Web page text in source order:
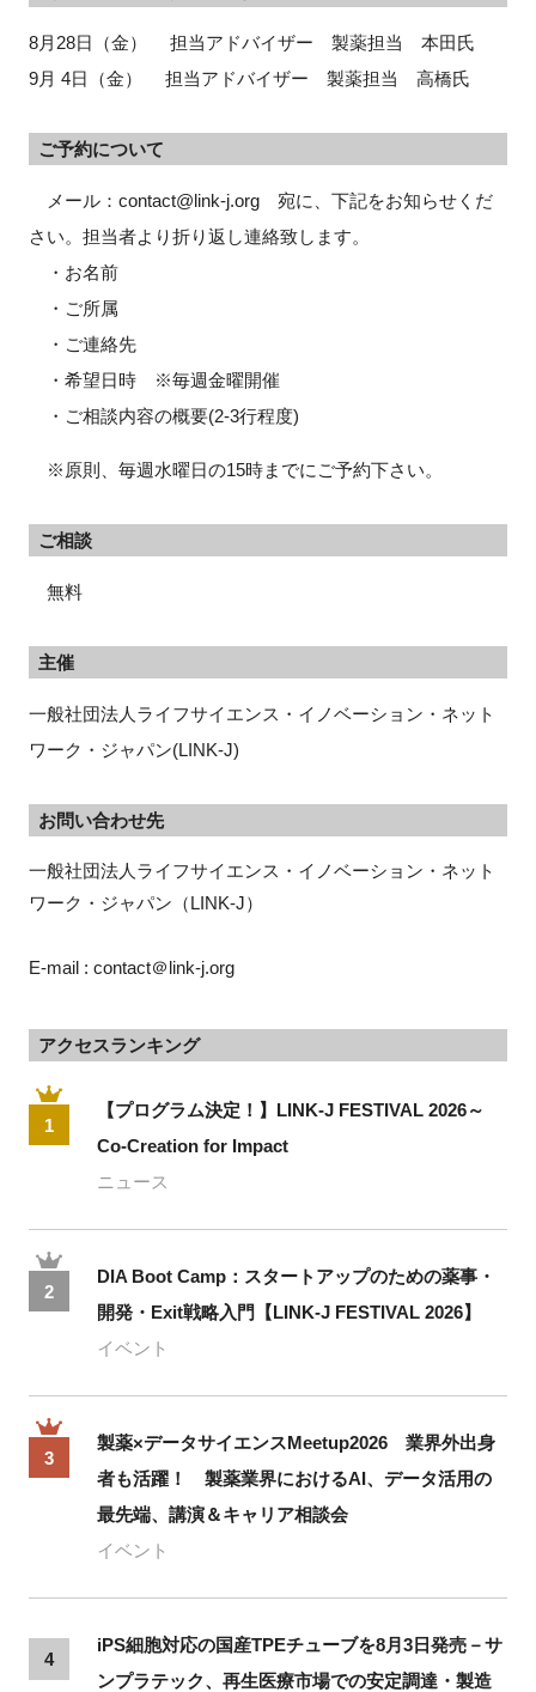
8月28日（金） 担当アドバイザー 製薬担当 本田氏
9月 4日（金） 担当アドバイザー 製薬担当 高橋氏
ご予約について
メール：contact@link-j.org 宛に、下記をお知らせくだ
さい。担当者より折り返し連絡致します。
・お名前
・ご所属
・ご連絡先
・希望日時 ※毎週金曜開催
・ご相談内容の概要(2-3行程度)
※原則、毎週水曜日の15時までにご予約下さい。
ご相談
無料
主催
一般社団法人ライフサイエンス・イノベーション・ネット
ワーク・ジャパン(LINK-J)
お問い合わせ先
一般社団法人ライフサイエンス・イノベーション・ネット
ワーク・ジャパン（LINK-J）
E-mail : contact＠link-j.org
アクセスランキング
1
【プログラム決定！】LINK-J FESTIVAL 2026～
Co-Creation for Impact
ニュース
2
DIA Boot Camp：スタートアップのための薬事・
開発・Exit戦略入門【LINK-J FESTIVAL 2026】
イベント
3
製薬×データサイエンスMeetup2026 業界外出身
者も活躍！ 製薬業界におけるAI、データ活用の
最先端、講演＆キャリア相談会
イベント
4
iPS細胞対応の国産TPEチューブを8月3日発売－サ
ンプラテック、再生医療市場での安定調達・製造